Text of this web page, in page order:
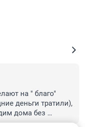
на " благо"
деньги тратили),
дома без
угасает), но я не